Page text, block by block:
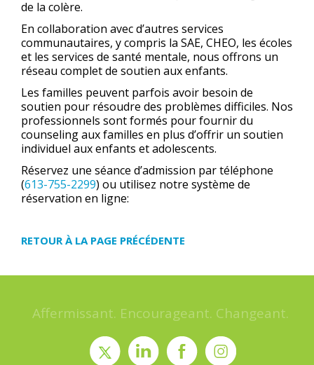
de la colère.
En collaboration avec d’autres services
communautaires, y compris la SAE, CHEO, les écoles
et les services de santé mentale, nous offrons un
réseau complet de soutien aux enfants.
Les familles peuvent parfois avoir besoin de
soutien pour résoudre des problèmes difficiles. Nos
professionnels sont formés pour fournir du
counseling aux familles en plus d’offrir un soutien
individuel aux enfants et adolescents.
Réservez une séance d’admission par téléphone
(613-755-2299) ou utilisez notre système de
réservation en ligne:
RETOUR À LA PAGE PRÉCÉDENTE
Affermissant. Encourageant. Changeant.